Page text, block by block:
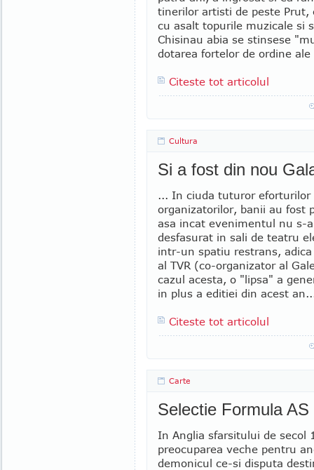
tinerilor artisti de peste Prut,
cu asalt topurile muzicale si
Chisinau abia se stinsese
dotarea fortelor de ordine
Citeste tot articolul
Cultura
Si a fost din nou
... In ciuda tuturor eforturilor
organizatorilor, banii au fost
asa incat evenimentul nu s-
desfasurat in sali de teatru
intr-un spatiu restrans,
al TVR (co-organizator al
cazul acesta, o "lipsa" a
in plus a editiei din acest
Citeste tot articolul
Carte
Selectie Formula AS
In Anglia sfarsitului de secol
preocuparea veche pentru
demonicul ce-si disputa